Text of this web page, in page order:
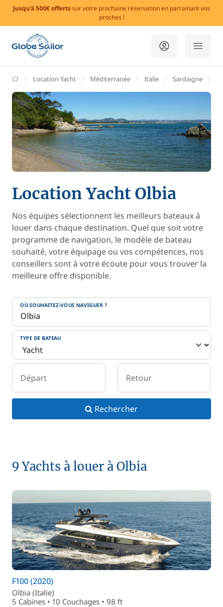
Jusqu'à 500€ offertssur votre prochaine réservation en parrainant vos
proches !
GlobeSailor
Location Yacht Méditerranée Italie Sardaigne
Location Yacht Olbia
Nos équipes sélectionnent les meilleurs bateaux à
louer dans chaque destination. Quel que soit votre
programme de navigation, le modèle de bateau
souhaité, votre équipage ou vos compétences, nos
conseillers sont à votre écoute pour vous trouver la
meilleure offre disponible.
OÙ SOUHAITEZ-VOUS NAVIGUER ?
TYPE DE BATEAU
Départ Retour
Rechercher
9 Yachts à louer à Olbia
F100 (2020)
Olbia (Italie)
5 Cabines • 10 Couchages • 98 ft